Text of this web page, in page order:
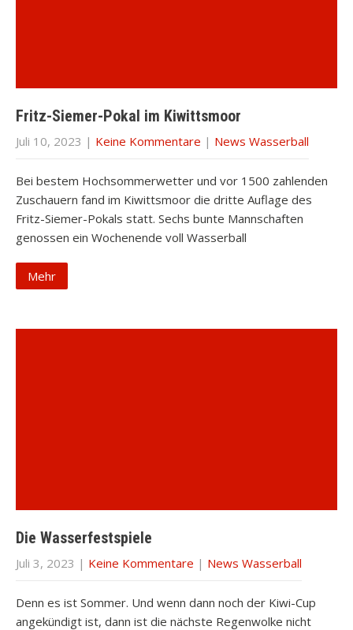
Fritz-Siemer-Pokal im Kiwittsmoor
Juli 10, 2023 | Keine Kommentare | News Wasserball
Bei bestem Hochsommerwetter und vor 1500 zahlenden
Zuschauern fand im Kiwittsmoor die dritte Auflage des
Fritz-Siemer-Pokals statt. Sechs bunte Mannschaften
genossen ein Wochenende voll Wasserball
Mehr
Die Wasserfestspiele
Juli 3, 2023 | Keine Kommentare | News Wasserball
Denn es ist Sommer. Und wenn dann noch der Kiwi-Cup
angekündigt ist, dann ist die nächste Regenwolke nicht